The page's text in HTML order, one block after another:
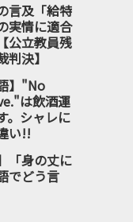
言及「給特
実情に適合
公立教員残
決】
】"No
は飲酒運
。シャレに
い!!
「身の丈に
でどう言